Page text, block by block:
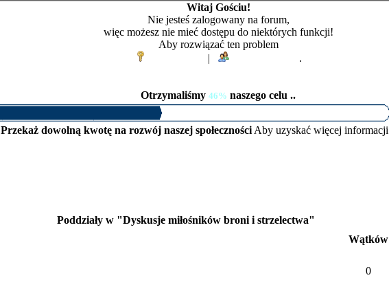
Witaj Gościu!
Nie jesteś zalogowany na forum,
więc możesz nie mieć dostępu do niektórych funkcji!
Aby rozwiązać ten problem
|
.
Otrzymaliśmy 46% naszego celu ..
Przekaż dowolną kwotę na rozwój naszej społeczności Aby uzyskać więcej informacji
Poddziały w "Dyskusje miłośników broni i strzelectwa"
Wątków
0